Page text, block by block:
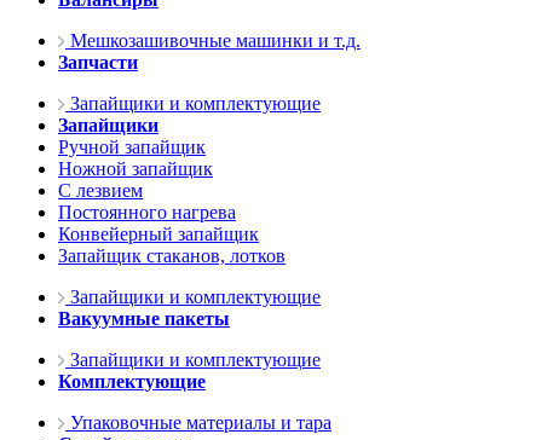
Мешкозашивочные машинки и т.д.
Запчасти
Запайщики и комплектующие
Запайщики
Ручной запайщик
Ножной запайщик
С лезвием
Постоянного нагрева
Конвейерный запайщик
Запайщик стаканов, лотков
Запайщики и комплектующие
Вакуумные пакеты
Запайщики и комплектующие
Комплектующие
Упаковочные материалы и тара